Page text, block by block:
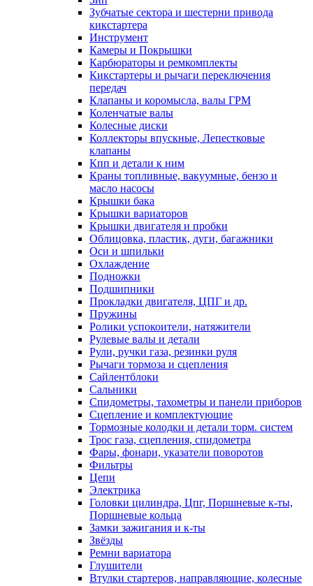
Зубчатые сектора и шестерни привода
кикстартера
Инструмент
Камеры и Покрышки
Карбюраторы и ремкомплекты
Кикстартеры и рычаги переключения
передач
Клапаны и коромысла, валы ГРМ
Коленчатые валы
Колесные диски
Коллекторы впускные, Лепестковые
клапаны
Кпп и детали к ним
Краны топливные, вакуумные, бензо и
масло насосы
Крышки бака
Крышки вариаторов
Крышки двигателя и пробки
Облицовка, пластик, дуги, багажники
Оси и шпильки
Охлаждение
Подножки
Подшипники
Прокладки двигателя, ЦПГ и др.
Пружины
Ролики успокоители, натяжители
Рулевые валы и детали
Рули, ручки газа, резинки руля
Рычаги тормоза и сцепления
Сайлентблоки
Сальники
Спидометры, тахометры и панели приборов
Сцепление и комплектующие
Тормозные колодки и детали торм. систем
Трос газа, сцепления, спидометра
Фары, фонари, указатели поворотов
Фильтры
Цепи
Электрика
Головки цилиндра, Цпг, Поршневые к-ты,
Поршневые кольца
Замки зажигания и к-ты
Звёзды
Ремни вариатора
Глушители
Втулки стартеров, направляющие, колесные